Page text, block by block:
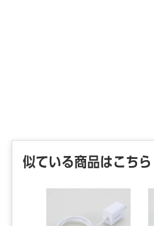
似ている商品はこちら